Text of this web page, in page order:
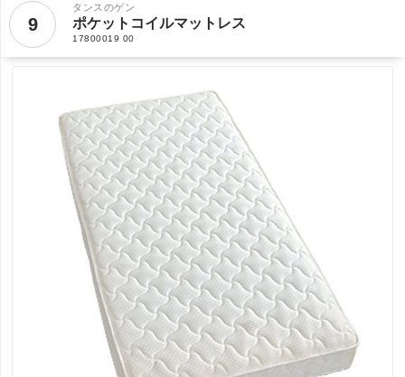
9
タンスのゲン
ポケットコイルマットレス
17800019 00